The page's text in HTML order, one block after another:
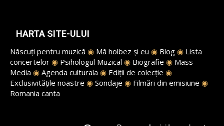
HARTA SITE-ULUI
Născuți pentru muzică ◉ Mă holbez și eu ◉ Blog ◉ Lista
concertelor ◉ Psihologul Muzical ◉ Biografie ◉ Mass –
Media ◉ Agenda culturala ◉ Ediții de colecție ◉
Exclusivitățile noastre ◉ Sondaje ◉ Filmări din emisiune ◉
Romania canta